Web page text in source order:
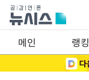
메인 랭킹